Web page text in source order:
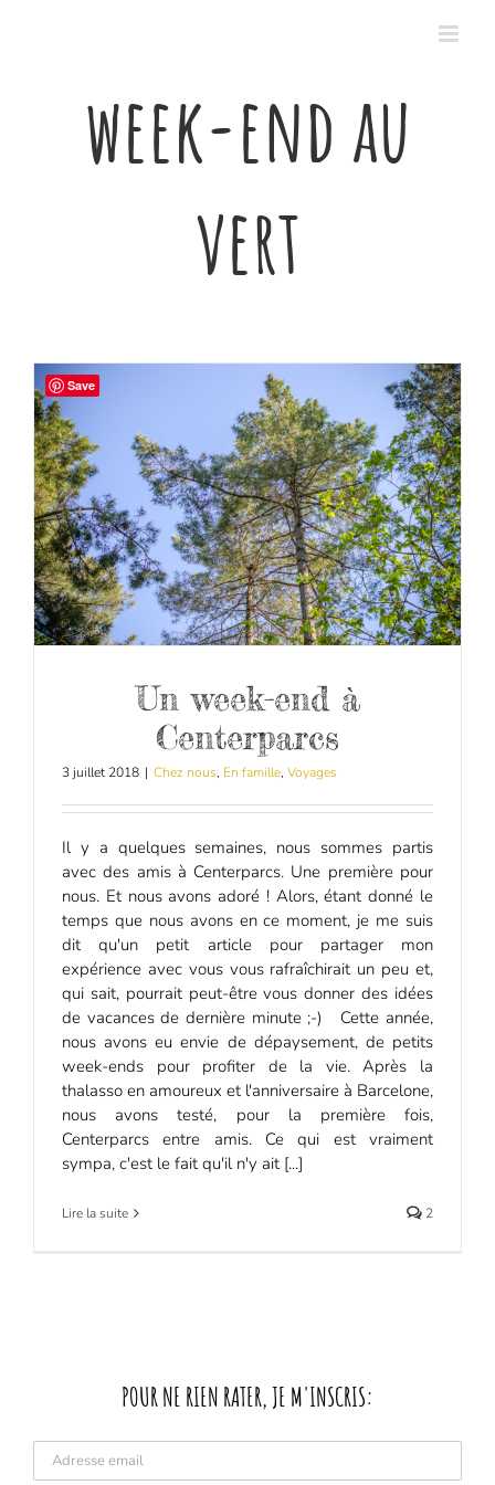
week-end au
vert
Un week-end à
Centerparcs
3 juillet 2018 | Chez nous, En famille, Voyages
Il y a quelques semaines, nous sommes partis
avec des amis à Centerparcs. Une première pour
nous. Et nous avons adoré ! Alors, étant donné le
temps que nous avons en ce moment, je me suis
dit qu'un petit article pour partager mon
expérience avec vous vous rafraîchirait un peu et,
qui sait, pourrait peut-être vous donner des idées
de vacances de dernière minute ;-) Cette année,
nous avons eu envie de dépaysement, de petits
week-ends pour profiter de la vie. Après la
thalasso en amoureux et l'anniversaire à Barcelone,
nous avons testé, pour la première fois,
Centerparcs entre amis. Ce qui est vraiment
sympa, c'est le fait qu'il n'y ait [...]
Lire la suite 2
POUR NE RIEN RATER, JE M'INSCRIS:
Save